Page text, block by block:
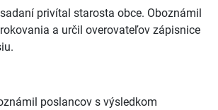
privítal starosta obce. Oboznámil
a určil overovateľov zápisnice
poslancov s výsledkom